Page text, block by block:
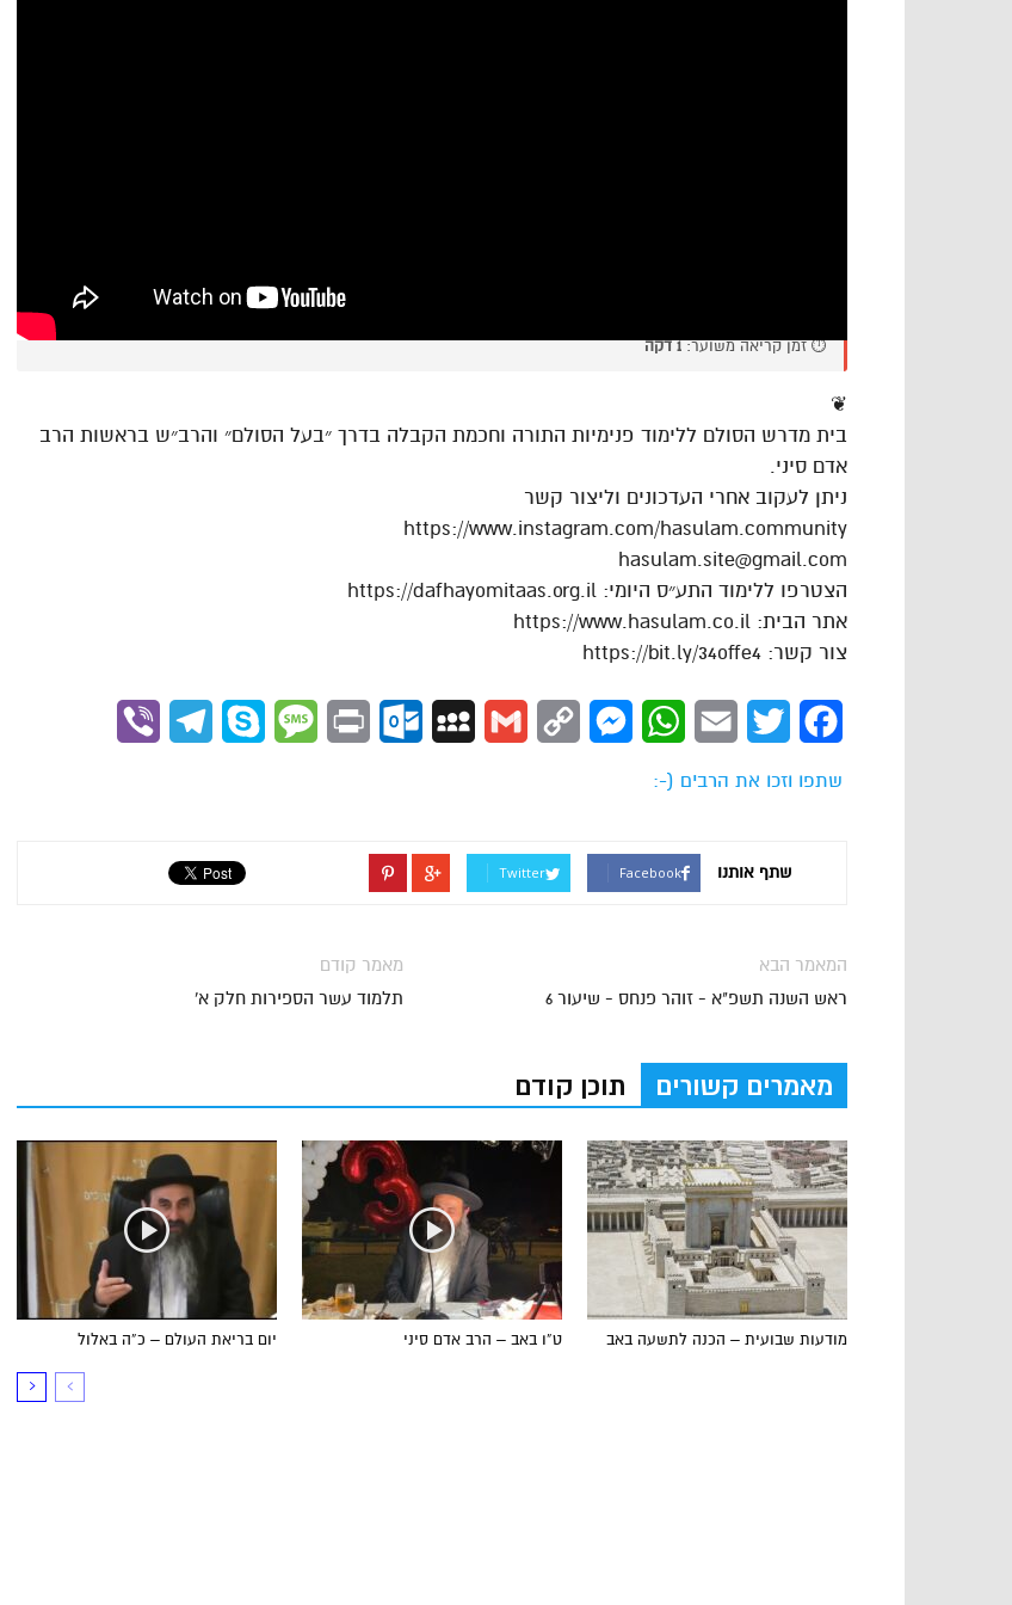
⏱️ זמן קריאה משוער:1 דקה
❦
בית מדרש הסולם ללימוד פנימיות התורה וחכמת הקבלה בדרך ״בעל הסולם״ והרב״ש בראשות הרב
אדם סיני.
ניתן לעקוב אחרי העדכונים וליצור קשר
https://www.instagram.com/hasulam.community
hasulam.site@gmail.com
הצטרפו ללימוד התע״ס היומי: https://dafhayomitaas.org.il
אתר הבית: https://www.hasulam.co.il
צור קשר: https://bit.ly/34offe4
Facebook
Twitter
Email
WhatsApp
Messenger
Copy
Gmail
MySpace
Outlook.com
Print
Message
Skype
Telegram
שתפו וזכו את הרבים (-:
שתף אותנו Facebook
Twitter
מאמר קודם
תלמוד עשר הספירות חלק א'
המאמר הבא
ראש השנה תשפ"א - זוהר פנחס - שיעור 6
מאמרים קשורים תוכן קודם
יום בריאת העולם – כ”ה באלול ט”ו באב – הרב אדם סיני מודעות שבועית – הכנה לתשעה באב